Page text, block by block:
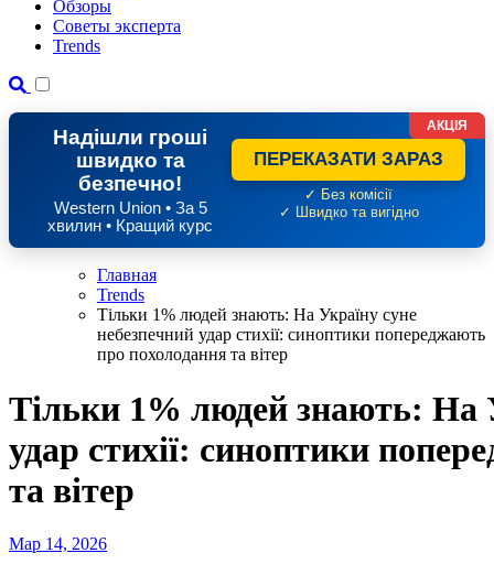
Обзоры
Советы эксперта
Trends
Надішли гроші
швидко та
безпечно!
Western Union • За 5
хвилин • Кращий курс
ПЕРЕКАЗАТИ ЗАРАЗ
✓ Без комісії
✓ Швидко та вигідно
АКЦІЯ
Главная
Trends
Тільки 1% людей знають: На Україну суне
небезпечний удар стихії: синоптики попереджають
про похолодання та вітер
Тільки 1% людей знають: На
удар стихії: синоптики
та вітер
Мар 14, 2026